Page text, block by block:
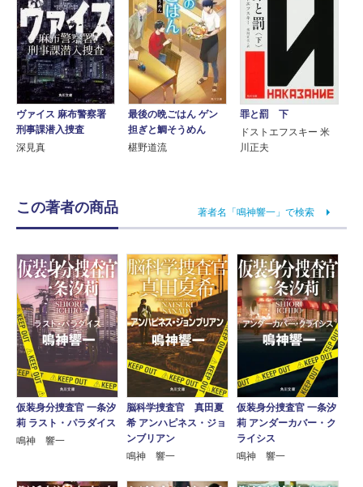
ヴァイス 麻布警察署
刑事課潜入捜査
深見真
最後の晩ごはん ゲン
担ぎと鯛そうめん
椹野道流
罪と罰 下
ドストエフスキー 米
川正夫
この著者の商品 著者名「鳴神響一」で検索
仮装身分捜査官 一条汐
莉 ラスト・パラダイス
鳴神 響一
脳科学捜査官 真田夏
希 アンハピネス・ジョ
ンブリアン
鳴神 響一
仮装身分捜査官 一条汐
莉 アンダーカバー・ク
ライシス
鳴神 響一